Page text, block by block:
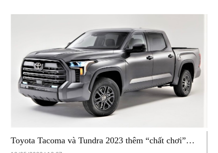
Toyota Tacoma và Tundra 2023 thêm “chất chơi”